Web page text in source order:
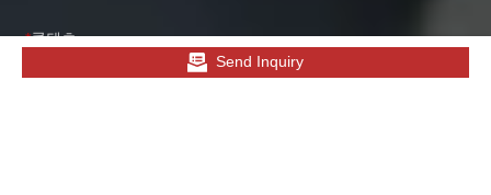
콘텐츠
Send Inquiry